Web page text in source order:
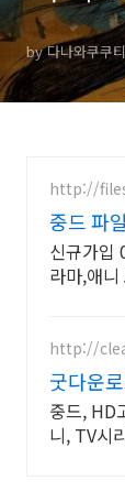
결말
by 다나와쿠쿠
http://
중드 파
보기!
신규가입
라마,애
http://
굿다운
일드
중드, HD
니, TV시